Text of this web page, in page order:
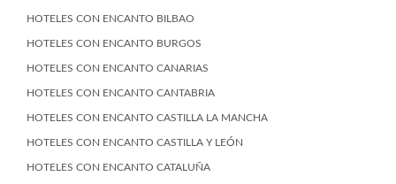
HOTELES CON ENCANTO BILBAO
HOTELES CON ENCANTO BURGOS
HOTELES CON ENCANTO CANARIAS
HOTELES CON ENCANTO CANTABRIA
HOTELES CON ENCANTO CASTILLA LA MANCHA
HOTELES CON ENCANTO CASTILLA Y LEÓN
HOTELES CON ENCANTO CATALUÑA